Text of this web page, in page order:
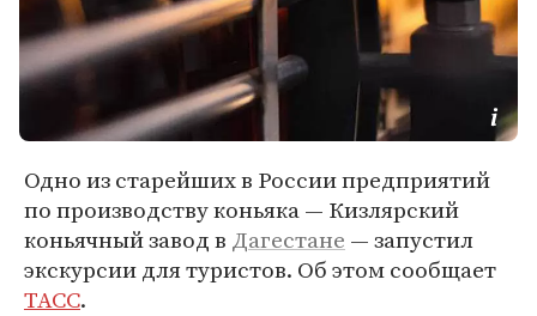
Одно из старейших в России предприятий
по производству коньяка — Кизлярский
коньячный завод в Дагестане — запустил
экскурсии для туристов. Об этом сообщает
ТАСС.